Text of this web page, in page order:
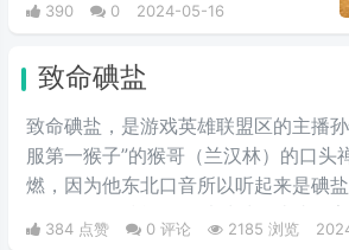
情互动的表情包，此时这个梗已经
初具雏形。而后来随着chikawa的
流行，有网友开始给chikawa配上
这类文字，两者融合后意外爆火，
390 0 2024-05-16
致命碘盐
致命碘盐，是游戏英雄联盟区的主播
服第一猴子”的猴哥（兰汉林）的口头
燃，因为他东北口音所以听起来是碘
384 点赞 0 评论 2185 浏览